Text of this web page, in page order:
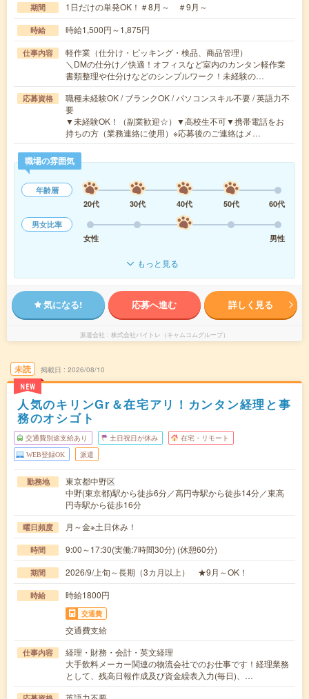
期間 1日だけの単発OK！＃8月～ ＃9月～
時給 時給1,500円～1,875円
仕事内容
軽作業（仕分け・ピッキング・検品、商品管理）
＼DMの仕分け／快適！オフィスなど室内のカンタン軽作業
書類整理や仕分けなどのシンプルワーク！未経験の…
応募資格
職種未経験OK / ブランクOK / パソコンスキル不要 / 英語力不
要
▼未経験OK！（副業歓迎☆）▼高校生不可▼携帯電話をお
持ちの方（業務連絡に使用）※応募後のご連絡はメ…
職場の雰囲気
年齢層
20代
30代 40代 50代
60代
男女比率
女性
男性
もっと見る
気になる! 応募へ進む 詳しく見る
派遣会社 株式会社バイトレ（キャムコムグループ）
未読
NEW
掲載日 2026/08/10
人気のキリンGr＆在宅アリ！カンタン経理と事
務のオシゴト
交通費別途支給あり 土日祝日が休み 在宅・リモート
WEB登録OK 派遣
勤務地
東京都中野区
中野(東京都)駅から徒歩6分／高円寺駅から徒歩14分／東高
円寺駅から徒歩16分
曜日頻度 月～金※土日休み！
時間 9:00～17:30(実働:7時間30分) (休憩60分)
期間 2026/9/上旬～長期（3カ月以上） ★9月～OK！
時給 時給1800円
交通費
交通費支給
仕事内容
経理・財務・会計・英文経理
大手飲料メーカー関連の物流会社でのお仕事です！経理業務
として、残高日報作成及び資金繰表入力(毎日)、…